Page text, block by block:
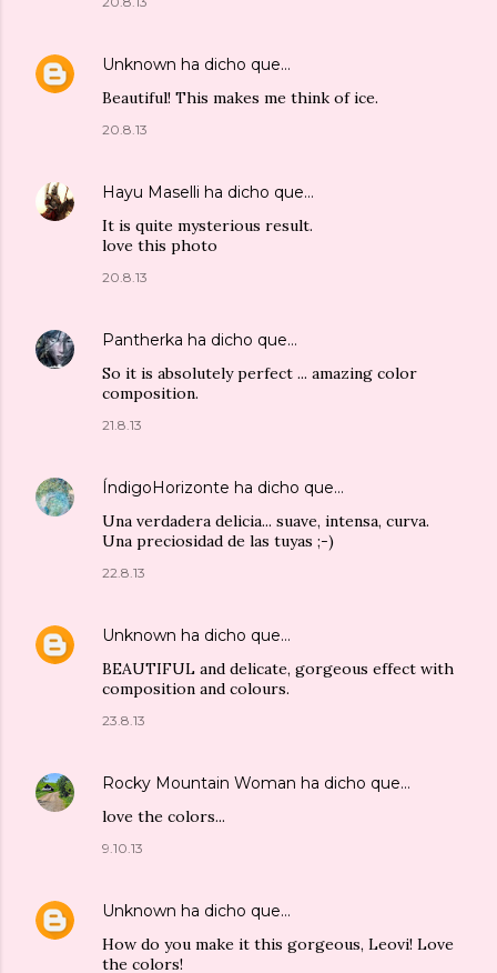
Unknown ha dicho que…
Beautiful! This makes me think of ice.
20.8.13
Hayu Maselli ha dicho que…
It is quite mysterious result.
love this photo
20.8.13
Pantherka ha dicho que…
So it is absolutely perfect ... amazing color
composition.
21.8.13
ÍndigoHorizonte ha dicho que…
Una verdadera delicia... suave, intensa, curva.
Una preciosidad de las tuyas ;-)
22.8.13
Unknown ha dicho que…
BEAUTIFUL and delicate, gorgeous effect with
composition and colours.
23.8.13
Rocky Mountain Woman ha dicho que…
love the colors...
9.10.13
Unknown ha dicho que…
How do you make it this gorgeous, Leovi! Love
the colors!